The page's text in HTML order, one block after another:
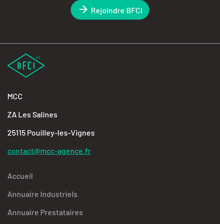
Rejoindre BFCI
MCC
ZA Les Salines
25115 Pouilley-les-Vignes
contact@mcc-agence.fr
Accueil
Annuaire Industriels
Annuaire Prestataires